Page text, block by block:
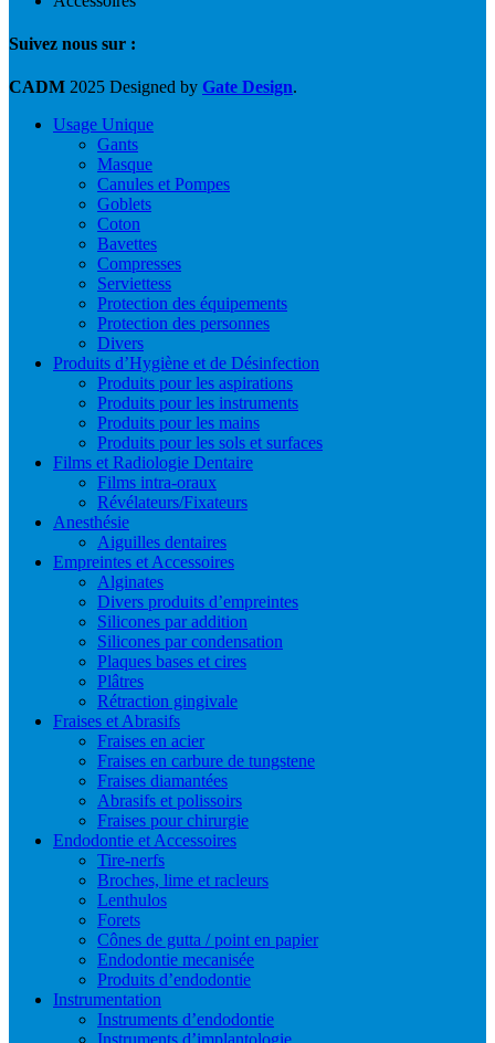
Suivez nous sur :
CADM 2025 Designed by Gate Design.
Usage Unique
Gants
Masque
Canules et Pompes
Goblets
Coton
Bavettes
Compresses
Serviettess
Protection des équipements
Protection des personnes
Divers
Produits d’Hygiène et de Désinfection
Produits pour les aspirations
Produits pour les instruments
Produits pour les mains
Produits pour les sols et surfaces
Films et Radiologie Dentaire
Films intra-oraux
Révélateurs/Fixateurs
Anesthésie
Aiguilles dentaires
Empreintes et Accessoires
Alginates
Divers produits d’empreintes
Silicones par addition
Silicones par condensation
Plaques bases et cires
Plâtres
Rétraction gingivale
Fraises et Abrasifs
Fraises en acier
Fraises en carbure de tungstene
Fraises diamantées
Abrasifs et polissoirs
Fraises pour chirurgie
Endodontie et Accessoires
Tire-nerfs
Broches, lime et racleurs
Lenthulos
Forets
Cônes de gutta / point en papier
Endodontie mecanisée
Produits d’endodontie
Instrumentation
Instruments d’endodontie